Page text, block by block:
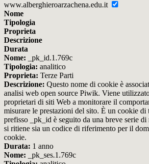
www.alberghieroarzachena.edu.it
Nome
Tipologia
Proprieta
Descrizione
Durata
Nome: _pk_id.1.769c
Tipologia: analitico
Proprieta: Terze Parti
Descrizione: Questo nome di cookie è
analisi web open source Piwik. Viene
proprietari di siti Web a monitorare il
misurare le prestazioni del sito. È un cookie
prefisso _pk_id è seguito da una breve serie di
si ritiene sia un codice di riferimento per il
cookie.
Durata: 1 anno
Nome: _pk_ses.1.769c